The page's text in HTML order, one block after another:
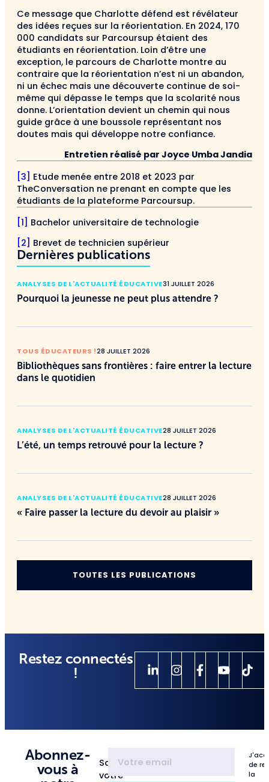
Ce message que Charlotte défend est révélateur
des idées reçues sur la réorientation. En 2024, 170
000 candidats sur Parcoursup étaient des
étudiants en réorientation. Loin d’être une
exception, le parcours de Charlotte montre au
contraire que la réorientation n’est ni un abandon,
ni un échec mais une découverte continue de soi-
même qui dépasse le temps que la scolarité nous
donne. L’orientation devient un chemin qui nous
guide grâce à une boussole représentant nos
doutes mais qui développe notre confiance.
Entretien réalisé par Joyce Umba Jandia
[3] Etude menée entre 2018 et 2023 par
TheConversation ne prenant en compte que les
étudiants de la plateforme Parcoursup.
[1] Bachelor universitaire de technologie
[2] Brevet de technicien supérieur
Dernières publications
ANALYSES DE L'ACTUALITÉ ÉDUCATIVE31 JUILLET 2026
Pourquoi la jeunesse ne peut plus attendre ?
TOUS ÉDUCATEURS !28 JUILLET 2026
Bibliothèques sans frontières : faire entrer la lecture
dans le quotidien
ANALYSES DE L'ACTUALITÉ ÉDUCATIVE28 JUILLET 2026
L’été, un temps retrouvé pour la lecture ?
ANALYSES DE L'ACTUALITÉ ÉDUCATIVE28 JUILLET 2026
« Faire passer la lecture du devoir au plaisir »
TOUTES LES PUBLICATIONS
Restez connectés
!
Abonnez-
vous à
Saisissez
votre
de
la